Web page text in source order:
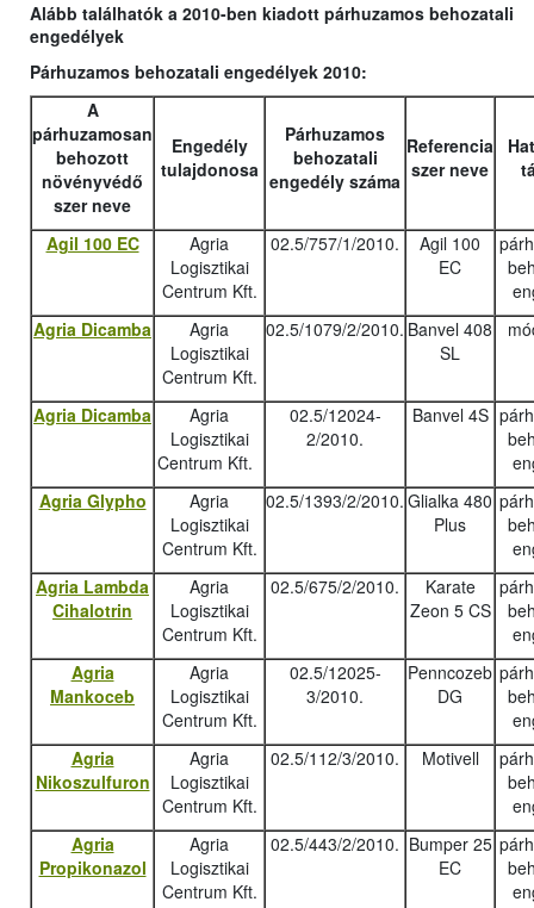
Alább találhatók a 2010-ben kiadott párhuzamos behozatali
engedélyek
Párhuzamos behozatali engedélyek 2010:
A
párhuzamosan
behozott
növényvédő
szer neve
Engedély
tulajdonosa
Párhuzamos
behozatali
engedély száma
Referencia
szer neve
Agil 100 EC
Agria
Logisztikai
Centrum Kft.
02.5/757/1/2010.
Agil 100
EC
Agria Dicamba
Agria
Logisztikai
Centrum Kft.
02.5/1079/2/2010. Banvel 408
SL
Agria Dicamba
Agria
Logisztikai
Centrum Kft.
02.5/12024-
2/2010.
Banvel 4S
Agria Glypho
Agria
Logisztikai
Centrum Kft.
02.5/1393/2/2010. Glialka 480
Plus
Agria Lambda
Cihalotrin
Agria
Logisztikai
Centrum Kft.
02.5/675/2/2010.
Karate
Zeon 5 CS
Agria
Mankoceb
Agria
Logisztikai
Centrum Kft.
02.5/12025-
3/2010.
Penncozeb
DG
Agria
Nikoszulfuron
Agria
Logisztikai
Centrum Kft.
02.5/112/3/2010. Motivell
Agria
Propikonazol
Agria
Logisztikai
Centrum Kft.
02.5/443/2/2010. Bumper 25
EC